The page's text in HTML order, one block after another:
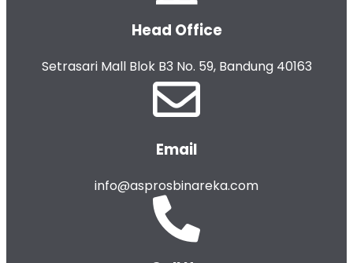
Head Office
Setrasari Mall Blok B3 No. 59, Bandung 40163
Email
info@asprosbinareka.com